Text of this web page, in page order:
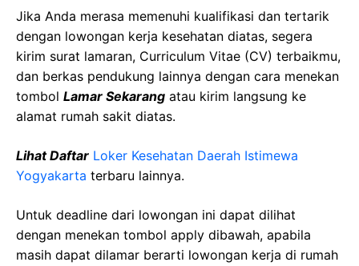
Jika Anda merasa memenuhi kualifikasi dan tertarik
dengan lowongan kerja kesehatan diatas, segera
kirim surat lamaran, Curriculum Vitae (CV) terbaikmu,
dan berkas pendukung lainnya dengan cara menekan
tombol Lamar Sekarang atau kirim langsung ke
alamat rumah sakit diatas.
Lihat Daftar Loker Kesehatan Daerah Istimewa
Yogyakarta terbaru lainnya.
Untuk deadline dari lowongan ini dapat dilihat
dengan menekan tombol apply dibawah, apabila
masih dapat dilamar berarti lowongan kerja di rumah